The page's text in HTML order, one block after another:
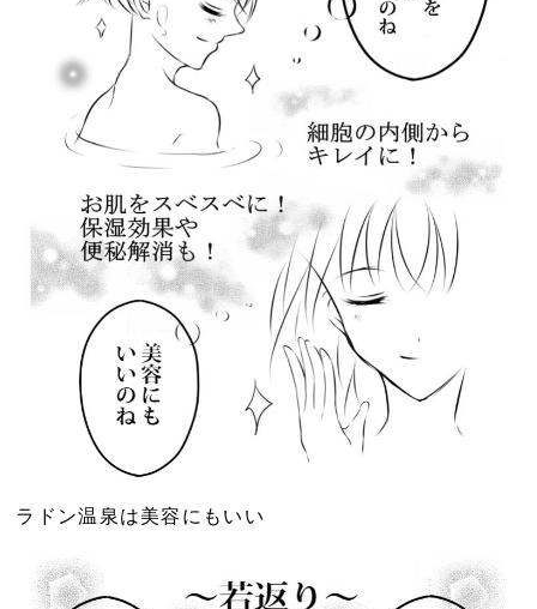
ラドン温泉は美容にもいい